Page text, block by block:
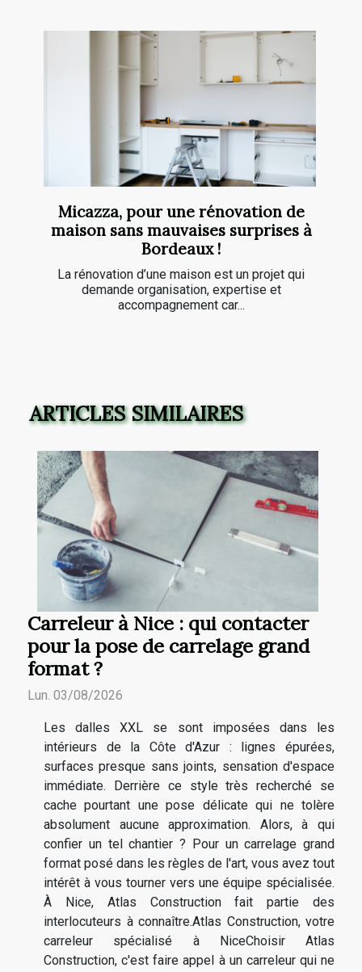
Micazza, pour une rénovation de
maison sans mauvaises surprises à
Bordeaux !
La rénovation d’une maison est un projet qui
demande organisation, expertise et
accompagnement car...
ARTICLES SIMILAIRES
Carreleur à Nice : qui contacter
pour la pose de carrelage grand
format ?
Lun. 03/08/2026
Les dalles XXL se sont imposées dans les
intérieurs de la Côte d'Azur : lignes épurées,
surfaces presque sans joints, sensation d'espace
immédiate. Derrière ce style très recherché se
cache pourtant une pose délicate qui ne tolère
absolument aucune approximation. Alors, à qui
confier un tel chantier ? Pour un carrelage grand
format posé dans les règles de l'art, vous avez tout
intérêt à vous tourner vers une équipe spécialisée.
À Nice, Atlas Construction fait partie des
interlocuteurs à connaître.Atlas Construction, votre
carreleur spécialisé à NiceChoisir Atlas
Construction, c'est faire appel à un carreleur qui ne